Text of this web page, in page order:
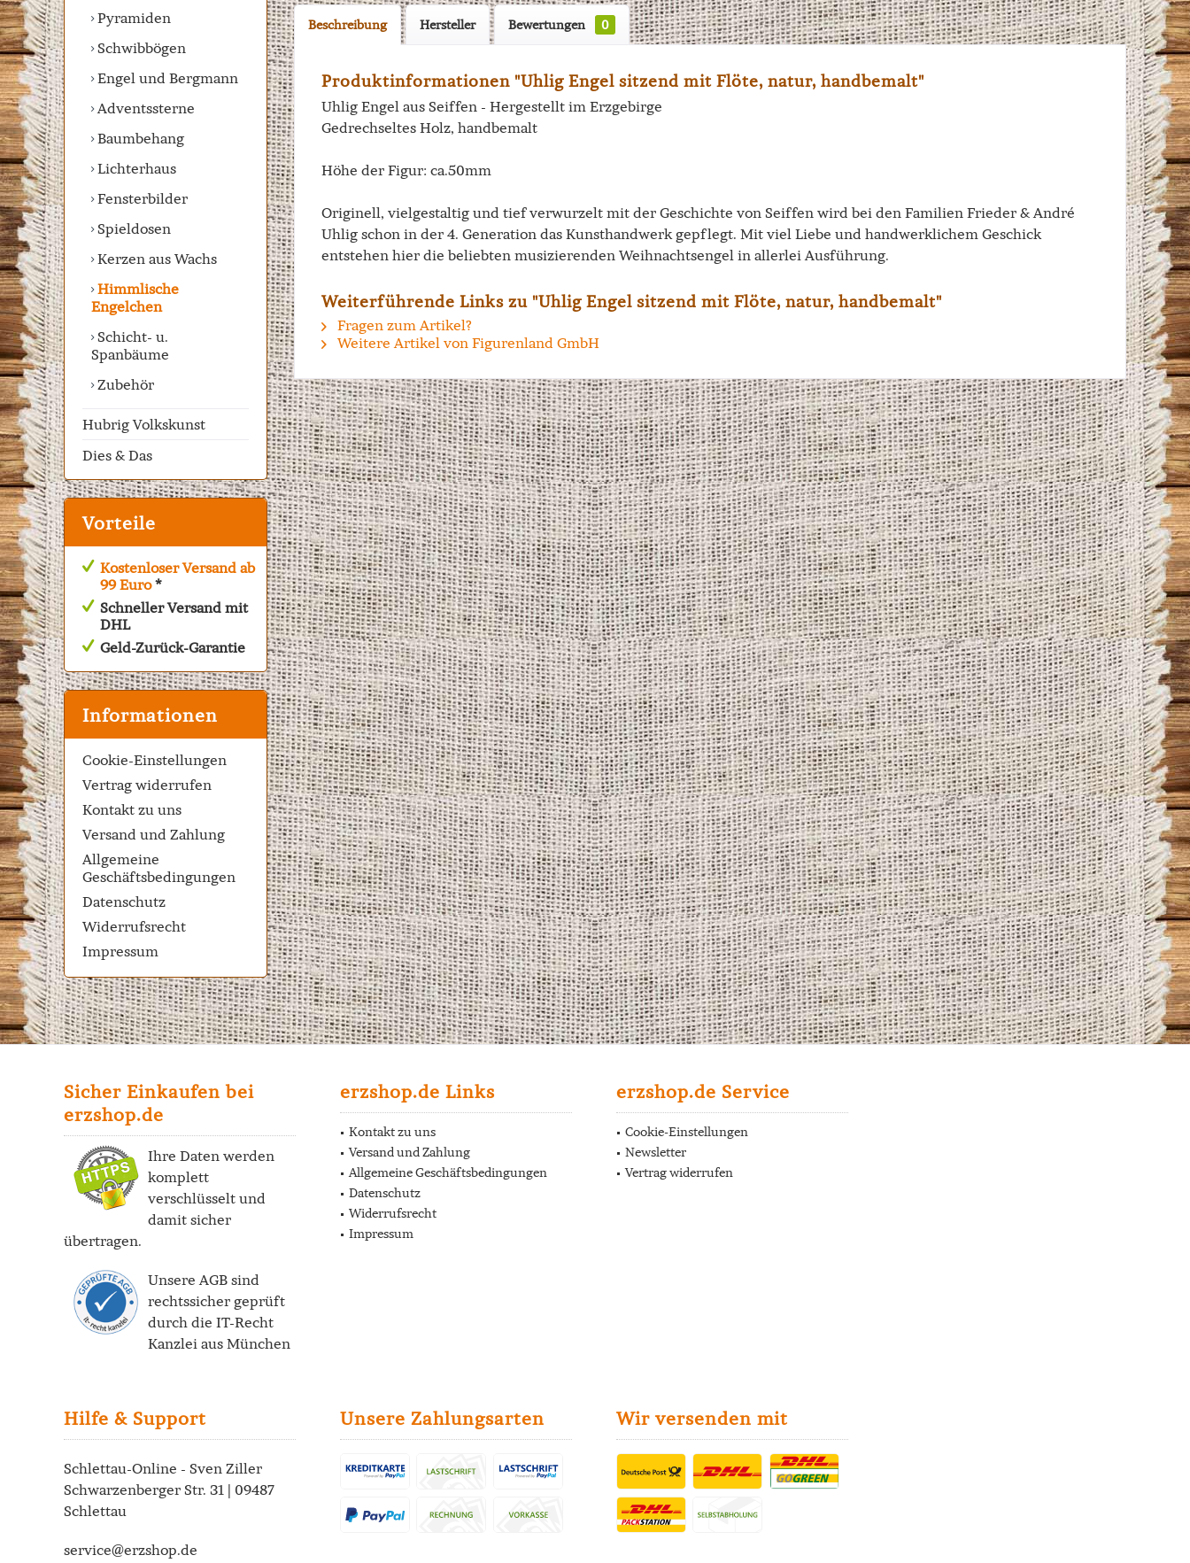
Pyramiden
Schwibbögen
Engel und Bergmann
Adventssterne
Baumbehang
Lichterhaus
Fensterbilder
Spieldosen
Kerzen aus Wachs
Himmlische
Engelchen
Schicht- u.
Spanbäume
Zubehör
Hubrig Volkskunst
Dies & Das
Vorteile
Kostenloser Versand ab
99 Euro*
Schneller Versand mit
DHL
Geld-Zurück-Garantie
Informationen
Cookie-Einstellungen
Vertrag widerrufen
Kontakt zu uns
Versand und Zahlung
Allgemeine
Geschäftsbedingungen
Datenschutz
Widerrufsrecht
Impressum
Beschreibung Hersteller Bewertungen 0
Produktinformationen "Uhlig Engel sitzend mit Flöte, natur, handbemalt"
Uhlig Engel aus Seiffen - Hergestellt im Erzgebirge
Gedrechseltes Holz, handbemalt
Höhe der Figur: ca.50mm
Originell, vielgestaltig und tief verwurzelt mit der Geschichte von Seiffen wird bei den Familien Frieder & André
Uhlig schon in der 4. Generation das Kunsthandwerk gepflegt. Mit viel Liebe und handwerklichem Geschick
entstehen hier die beliebten musizierenden Weihnachtsengel in allerlei Ausführung.
Weiterführende Links zu "Uhlig Engel sitzend mit Flöte, natur, handbemalt"
Fragen zum Artikel?
Weitere Artikel von Figurenland GmbH
Sicher Einkaufen bei
erzshop.de
Ihre Daten werden
komplett
verschlüsselt und
damit sicher
übertragen.
Unsere AGB sind
rechtssicher geprüft
durch die IT-Recht
Kanzlei aus München
erzshop.de Links
Kontakt zu uns
Versand und Zahlung
Allgemeine Geschäftsbedingungen
Datenschutz
Widerrufsrecht
Impressum
erzshop.de Service
Cookie-Einstellungen
Newsletter
Vertrag widerrufen
Hilfe & Support
Schlettau-Online - Sven Ziller
Schwarzenberger Str. 31 | 09487
Schlettau
service@erzshop.de
Unsere Zahlungsarten Wir versenden mit